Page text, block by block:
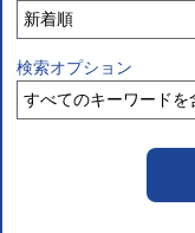
検索オプション